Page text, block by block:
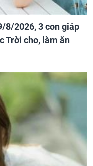
8/2026, 3 con giáp
Trời cho, làm ăn